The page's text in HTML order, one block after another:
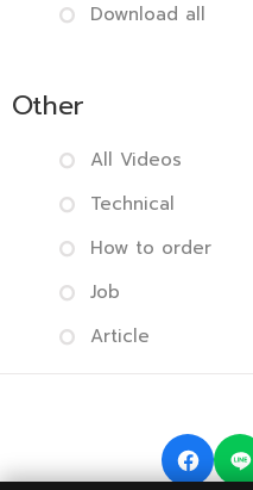
Download all
Other
All Videos
Technical
How to order
Job
Article